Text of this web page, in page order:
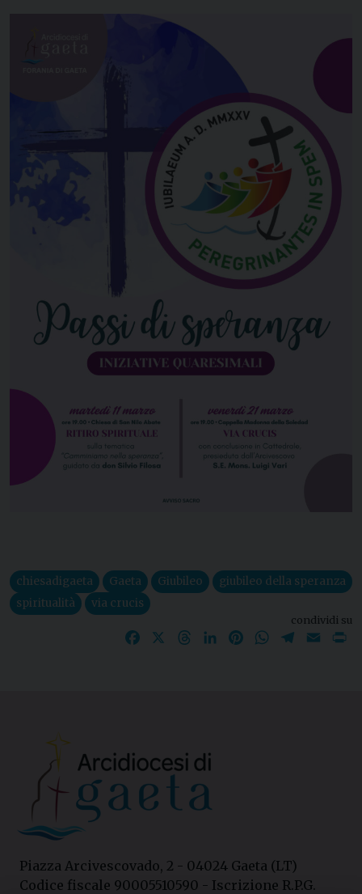
chiesadigaeta Gaeta Giubileo
giubileo della speranza
spiritualità
via crucis
condividi su
Facebook ThreadsLinkedInPinterestWhatsApp
Telegram
Email
Piazza Arcivescovado, 2 - 04024 Gaeta (LT)
Codice fiscale 90005510590 - Iscrizione R.P.G.